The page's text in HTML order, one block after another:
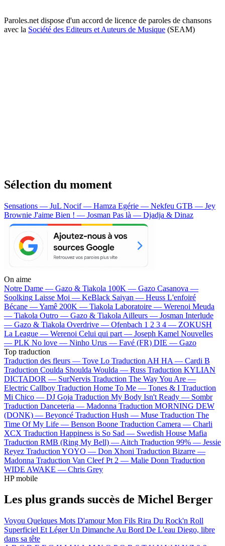
Paroles.net dispose d'un accord de licence de paroles de chansons
avec la Société des Editeurs et Auteurs de Musique (SEAM)
Sélection du moment
Sensations — JuL Nocif — Hamza Egérie — Nekfeu GTB — Jey
Brownie J'aime Bien ! — Josman Pas là — Djadja & Dinaz
On aime
Notre Dame — Gazo & Tiakola 100K — Gazo Casanova —
Soolking Laisse Moi — KeBlack Saiyan — Heuss L'enfoiré
Bécane —Yamê 200K — Tiakola Laboratoire — Werenoi Meuda
— Tiakola Outro — Gazo & Tiakola Ailleurs — Josman Interlude
— Gazo & Tiakola Overdrive — Ofenbach 1 2 3 4 — ZOKUSH
La League — Werenoi Celui qui part — Joseph Kamel Nouvelles
— PLK No love — Ninho Urus — Favé (FR) DIE — Gazo
Top traduction
Traduction des fleurs — Tove Lo Traduction AH HA — Cardi B
Traduction Coulda Shoulda Woulda — Russ Traduction KYLIAN
DICTADOR — SurNervis Traduction The Way You Are —
Electric Callboy Traduction Home To Me — Tones & I Traduction
Mi Chico — DJ Goja Traduction My Body Isn't Ready — Sombr
Traduction Danceteria — Madonna Traduction MORNING DEW
(DONK) — Beyoncé Traduction Hush — Muse Traduction The
Time Of My Life — Benson Boone Traduction Camera — Charli
XCX Traduction Happiness is So Sad — Swedish House Mafia
Traduction RMB (Ring My Bell) — Aitch Traduction 99% — Jessie
Reyez Traduction YOYO — Don Xhoni Traduction Bizarre —
Madonna Traduction Van Cleef Pt 2 — Malie Donn Traduction
WIDE AWAKE — Chris Grey
HP mobile
Les plus grands succès de Michel Berger
Voyou Quelques Mots D'amourMon Fils Rira Du Rock'n Roll
Superficiel Et LégerUn Dimanche Au Bord De L'eau Diego, libre
dans sa tête